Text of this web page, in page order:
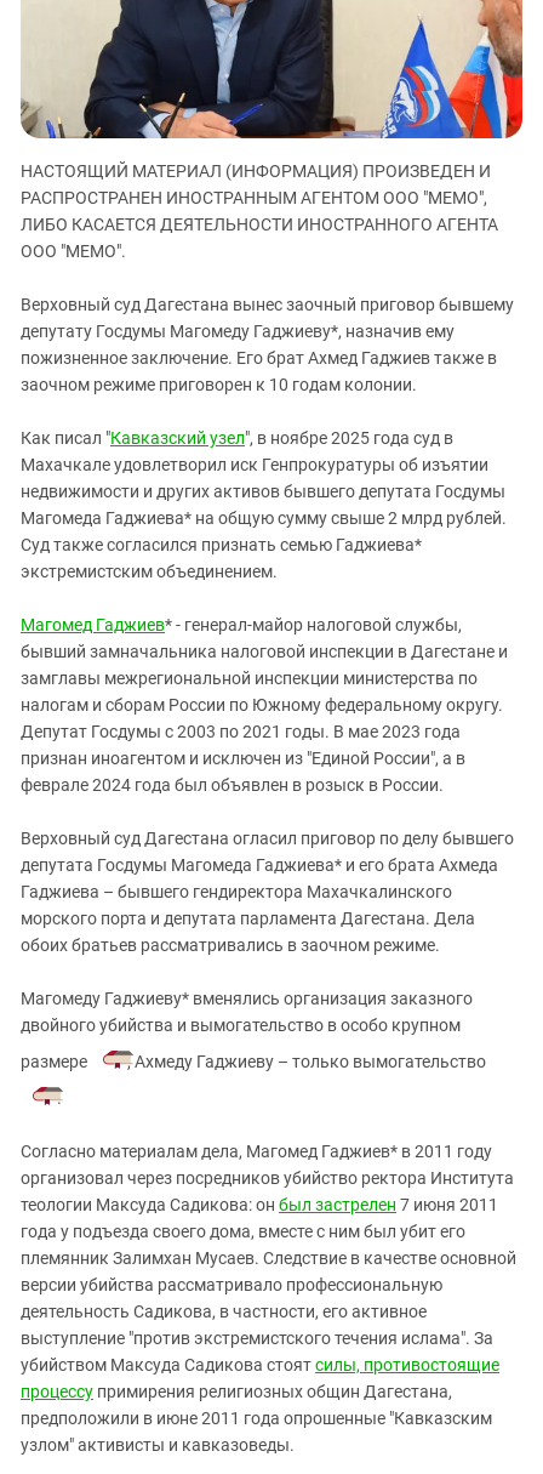
ЗАСТАВЛЯЕТ
КАВКАЗ ЗА ПАЛЕСТИНУ
ИНАКОМЫСЛИЕ В ЧЕЧНЕ
ПРЕСЛЕДОВАНИЕ АКТИВИСТОВ
МОБИЛИЗАЦИЯ И ПРОТЕСТЫ
Ингушетия
Кабардино-Балкария
Калмыкия
Карачаево-Черкесия
Краснодарский край
Нагорный Карабах
Ростовская область
Северная Осетия - Алания
СКФО
Ставропольский край
Чечня
Южная Осетия
Южный Кавказ
ЮФО
НАСТОЯЩИЙ МАТЕРИАЛ (ИНФОРМАЦИЯ) ПРОИЗВЕДЕН И
РАСПРОСТРАНЕН ИНОСТРАННЫМ АГЕНТОМ ООО "МЕМО",
ЛИБО КАСАЕТСЯ ДЕЯТЕЛЬНОСТИ ИНОСТРАННОГО АГЕНТА
ООО "МЕМО".
Верховный суд Дагестана вынес заочный приговор бывшему
депутату Госдумы Магомеду Гаджиеву*, назначив ему
пожизненное заключение. Его брат Ахмед Гаджиев также в
заочном режиме приговорен к 10 годам колонии.
Как писал "Кавказский узел", в ноябре 2025 года суд в
Махачкале удовлетворил иск Генпрокуратуры об изъятии
недвижимости и других активов бывшего депутата Госдумы
Магомеда Гаджиева* на общую сумму свыше 2 млрд рублей.
Суд также согласился признать семью Гаджиева*
экстремистским объединением.
Магомед Гаджиев* - генерал-майор налоговой службы,
бывший замначальника налоговой инспекции в Дагестане и
замглавы межрегиональной инспекции министерства по
налогам и сборам России по Южному федеральному округу.
Депутат Госдумы с 2003 по 2021 годы. В мае 2023 года
признан иноагентом и исключен из "Единой России", а в
феврале 2024 года был объявлен в розыск в России.
Верховный суд Дагестана огласил приговор по делу бывшего
депутата Госдумы Магомеда Гаджиева* и его брата Ахмеда
Гаджиева – бывшего гендиректора Махачкалинского
морского порта и депутата парламента Дагестана. Дела
обоих братьев рассматривались в заочном режиме.
Магомеду Гаджиеву* вменялись организация заказного
двойного убийства и вымогательство в особо крупном
размере
, Ахмеду Гаджиеву – только вымогательство
.
Согласно материалам дела, Магомед Гаджиев* в 2011 году
организовал через посредников убийство ректора Института
теологии Максуда Садикова: он был застрелен 7 июня 2011
года у подъезда своего дома, вместе с ним был убит его
племянник Залимхан Мусаев. Следствие в качестве основной
версии убийства рассматривало профессиональную
деятельность Садикова, в частности, его активное
выступление "против экстремистского течения ислама". За
убийством Максуда Садикова стоятсилы, противостоящие
процессу примирения религиозных общин Дагестана,
предположили в июне 2011 года опрошенные "Кавказским
узлом" активисты и кавказоведы.